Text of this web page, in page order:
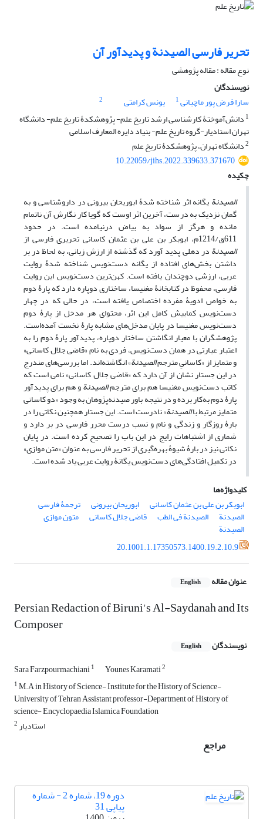
تحریر فارسی الصیدنة و پدیدآور آن
نوع مقاله : مقاله پژوهشی
نویسندگان
سارا فرض پور ماچیانی1 یونس کرامتی
2
1 دانش‌آموختۀ کارشناسی ارشد تاریخ علم- پژوهشکدۀ تاریخ علم- دانشگاه
تهران استادیار-گروه تاریخ علم- بنیاد دایره المعارف اسلامی
2دانشگاه تهران، پژوهشکدۀ تاریخ علم
10.22059/jihs.2022.339633.371670
چکیده
الصیدنةیگانه اثر شناخته شدۀ ابوریحان بیرونی در داروشناسی و به
گمان نزدیک به درست، آخرین اثر اوست که گویا کار نگارش آن ناتمام
مانده و هرگز از سواد به بیاض درنیامده است. در حدود
611ق/1214م، ابوبکر بن علی بن عثمان کاسانی تحریری فارسی از
الصیدنةدر دهلی پدید آورد که گذشته از ارزش زبانی، به لحاظ در بر
داشتن بخش‌های افتاده از یگانه دست‌نویس شناخته شدۀ روایت
عربی، ارزشی دوچندان یافته است. کهن‌ترین دست‌نویس این روایت
فارسی، محفوظ در کتابخانۀ مغنیسا، ساختاری دوپاره دارد که پارۀ دوم
به خواص ادویۀ مفرده اختصاص یافته است، در حالی که در چهار
دست‌نویس کمابیش کامل این اثر، محتوای هر مدخل از پارۀ دوم
دست‌نویس مغنیسا در پایان مدخل‌های مشابه پارۀ نخست آمده‌است.
پژوهشگران با معیار انگاشتن ساختار دوپاره، پدیدآور پارۀ دوم را به
اعتبار عبارتی در همان دست‌نویس، فردی به نام «قاضی جلال کاسانی»
و متمایز از «کاسانیِ مترجمالصیدنة» انگاشته‌اند. اما بررسی‌های مندرج
در این جستار نشان از آن دارد که «قاضی جلال کاسانی» نامی است که
کاتب دست‌نویس مغنیسا هم برای مترجمالصیدنةو هم برای پدیدآور
پارۀ دوم به‌کار برده و در نتیجه باور صیدنه‌پژوهان به وجود «دو کاسانی
متمایز مرتبط باالصیدنة» نادرست است. این جستار همچنین نکاتی را در
بارۀ روزگار و زندگی و نام و نسب درست محرر فارسی در بر دارد و
شماری از اشتباهات رایج در این باب را تصحیح کرده است. در پایان
نکاتی نیز در بارۀ شیوۀ بهره‌گیری از تحریر فارسی به عنوان «متن موازی»
در تکمیل افتادگی‌های دست‌نویس یگانۀ روایت عربی یاد شده است.
کلیدواژه‌ها
ابوبکر بن علی بن عثمان کاسانی
ابوریحان بیرونی ترجمۀ فارسی
الصیدنة الصیدنة فی الطب قاضی جلال کاسانی متون موازی
الصیدنة
20.1001.1.17350573.1400.19.2.10.9
عنوان مقاله English
Persian Redaction of Biruni's Al-Saydanah and Its
Composer
نویسندگان English
Sara Farzpourmachiani1 Younes Karamati2
1M.A in History of Science- Institute for the History of Science-
University of Tehran Assistant professor-Department of History of
science- Encyclopaedia Islamica Foundation
2استادیار
مراجع
دوره 19، شماره 2 - شماره
پیاپی 31